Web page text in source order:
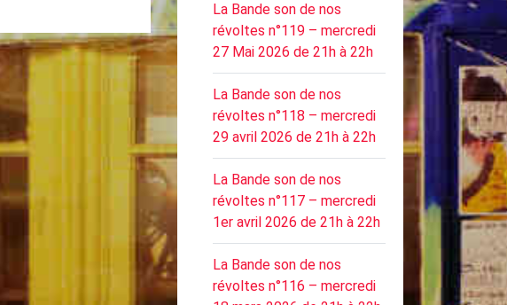
La Bande son de nos
révoltes n°119 – mercredi
27 Mai 2026 de 21h à 22h
La Bande son de nos
révoltes n°118 – mercredi
29 avril 2026 de 21h à 22h
La Bande son de nos
révoltes n°117 – mercredi
1er avril 2026 de 21h à 22h
La Bande son de nos
révoltes n°116 – mercredi